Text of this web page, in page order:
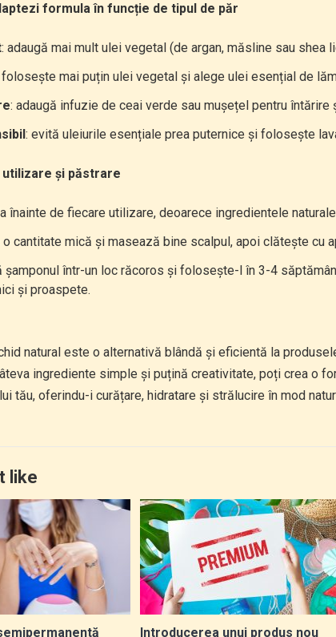
formula în funcție de tipul de păr
: adaugă mai mult ulei vegetal (de argan, măsline sau shea
folosește mai puțin ulei vegetal și alege ulei esențial de
: adaugă infuzie de ceai verde sau mușețel pentru întărire
: evită uleiurile esențiale prea puternice și folosește
și păstrare
înainte de fiecare utilizare, deoarece ingredientele
cantitate mică și masează bine scalpul, apoi clătește cu
șamponul într-un loc răcoros și folosește-l în 3-4
și proaspete.
natural este o alternativă blândă și eficientă la
ingrediente simple și puțină creativitate, poți crea o
tău, oferindu-i curățare, hidratare și strălucire în mod
like
Introducerea unui produs nou